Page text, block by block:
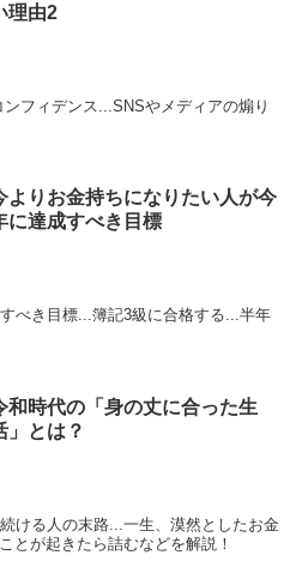
理由2
フィデンス...SNSやメディアの煽り
よりお金持ちになりたい人が今
に達成すべき目標
べき目標...簿記3級に合格する...半年
和時代の「身の丈に合った生
」とは？
ける人の末路...一生、漠然としたお金
とが起きたら詰むなどを解説！